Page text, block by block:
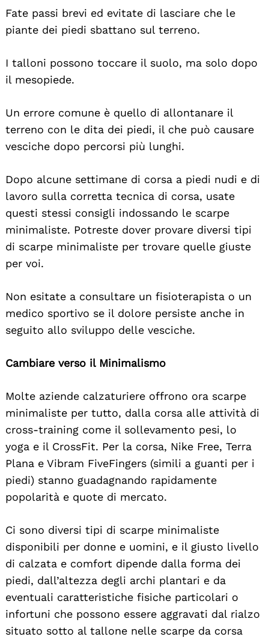
Fate passi brevi ed evitate di lasciare che le
piante dei piedi sbattano sul terreno.
I talloni possono toccare il suolo, ma solo dopo
il mesopiede.
Un errore comune è quello di allontanare il
terreno con le dita dei piedi, il che può causare
vesciche dopo percorsi più lunghi.
Dopo alcune settimane di corsa a piedi nudi e di
lavoro sulla corretta tecnica di corsa, usate
questi stessi consigli indossando le scarpe
minimaliste. Potreste dover provare diversi tipi
di scarpe minimaliste per trovare quelle giuste
per voi.
Non esitate a consultare un fisioterapista o un
medico sportivo se il dolore persiste anche in
seguito allo sviluppo delle vesciche.
Cambiare verso il Minimalismo
Molte aziende calzaturiere offrono ora scarpe
minimaliste per tutto, dalla corsa alle attività di
cross-training come il sollevamento pesi, lo
yoga e il CrossFit. Per la corsa, Nike Free, Terra
Plana e Vibram FiveFingers (simili a guanti per i
piedi) stanno guadagnando rapidamente
popolarità e quote di mercato.
Ci sono diversi tipi di scarpe minimaliste
disponibili per donne e uomini, e il giusto livello
di calzata e comfort dipende dalla forma dei
piedi, dall’altezza degli archi plantari e da
eventuali caratteristiche fisiche particolari o
infortuni che possono essere aggravati dal rialzo
situato sotto al tallone nelle scarpe da corsa